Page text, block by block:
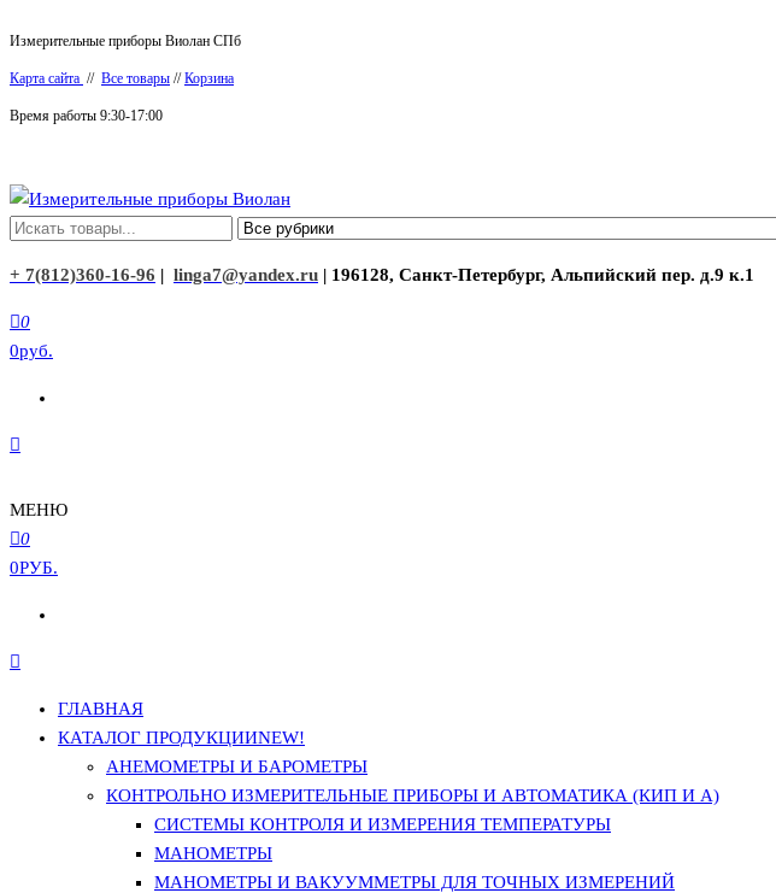
к
содержимому
Измерительные приборы Виолан СПб
Карта сайта // Все товары //Корзина
Время работы 9:30-17:00
Измерительные приборы Виолан
+ 7(812)360-16-96 | linga7@yandex.ru | 196128, Санкт-Петербург, Альпийский пер. д.9 к.1
0
0руб.
МЕНЮ
0
0РУБ.
ГЛАВНАЯ
КАТАЛОГ ПРОДУКЦИИNEW!
АНЕМОМЕТРЫ И БАРОМЕТРЫ
КОНТРОЛЬНО ИЗМЕРИТЕЛЬНЫЕ ПРИБОРЫ И АВТОМАТИКА (КИП И А)
СИСТЕМЫ КОНТРОЛЯ И ИЗМЕРЕНИЯ ТЕМПЕРАТУРЫ
МАНОМЕТРЫ
МАНОМЕТРЫ И ВАКУУММЕТРЫ ДЛЯ ТОЧНЫХ ИЗМЕРЕНИЙ